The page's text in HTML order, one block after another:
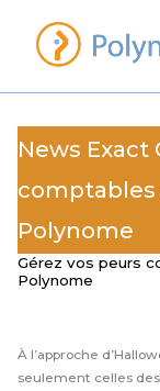
contenu
News Exact
comptables
Polynome
Gérez vos peurs
Polynome
À l’approche
seulement celles